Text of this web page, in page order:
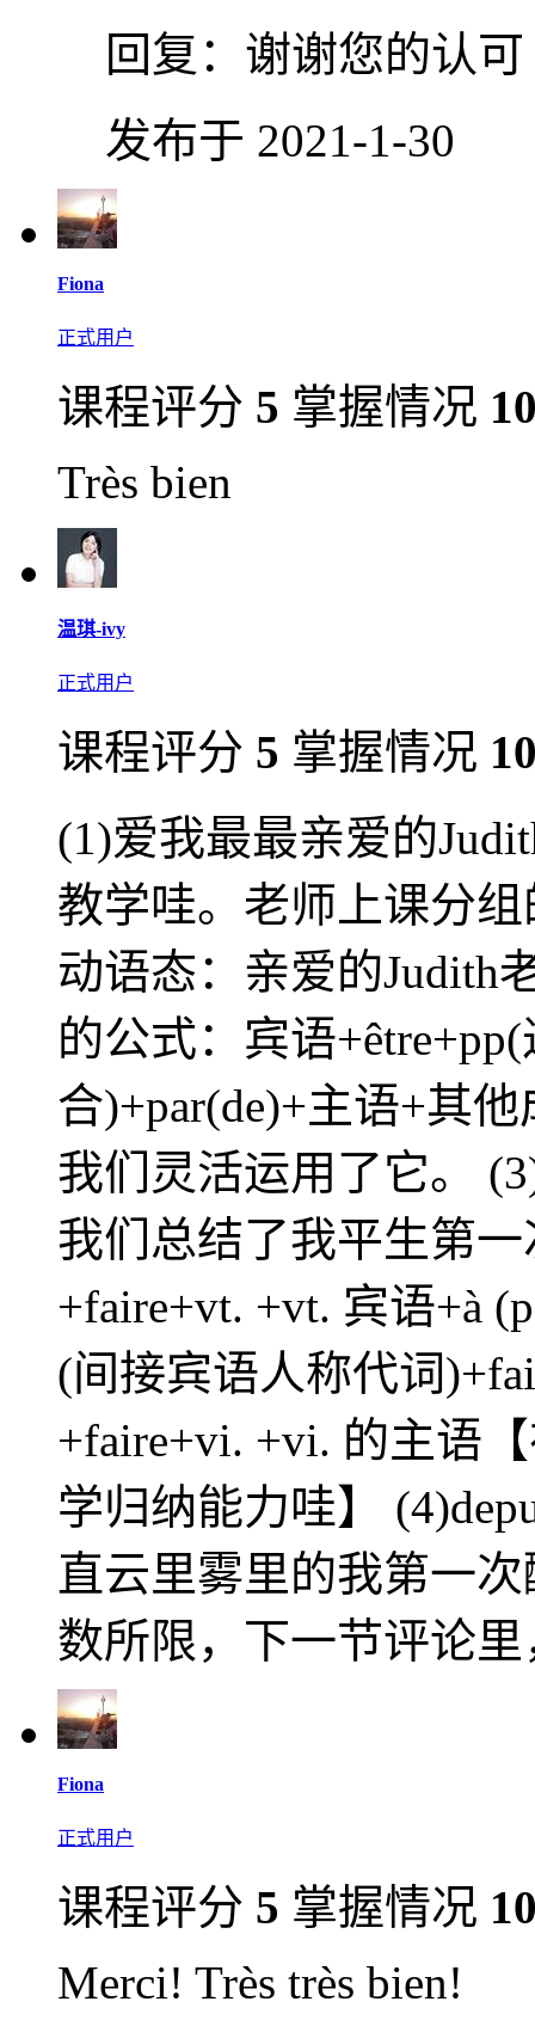
回复： 谢谢您的认
发布于 2021-1-30
Fiona
正式用户
课程评分 5 掌握情况
Très bien
温琪-ivy
正式用户
课程评分 5 掌握情况
(1)爱我最最亲爱的
教学哇。老师上课分
动语态：亲爱的Judith
的公式：宾语
合)+par(de)+主语+其
我们灵活运用了它。
我们总结了我平生第
+faire+vt. +vt. 宾语+à
(间接宾语人称代词
+faire+vi. +vi. 的主语
学归纳能力哇】
直云里雾里的我第一
数所限，下一节评论
Fiona
正式用户
课程评分 5 掌握情况
Merci! Très très bien!